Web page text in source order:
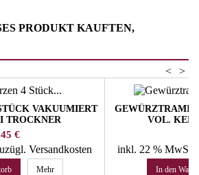
PRODUKT KAUFTEN,
>
<
VAKUUMIERT
TROCKNER
€
Versandkosten
Mehr
VOL.
inkl. 22 % MwSt.
In den